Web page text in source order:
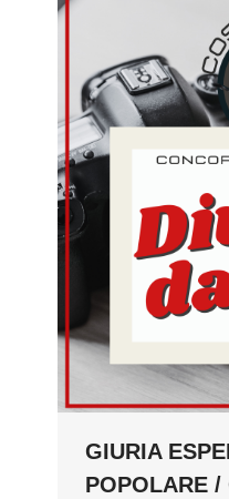
GIURIA
POPOLARE /